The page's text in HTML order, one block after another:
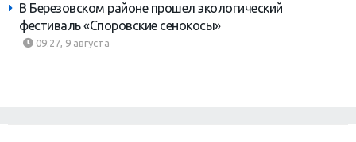
В Березовском районе прошел экологический
фестиваль «Споровские сенокосы»
09:27, 9 августа